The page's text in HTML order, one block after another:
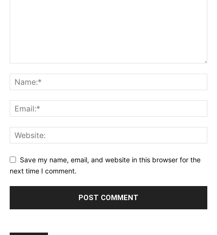
Save my name, email, and website in this browser for the
next time I comment.